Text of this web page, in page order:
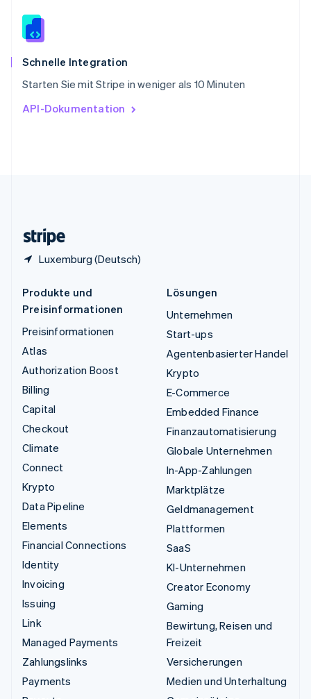
Schnelle Integration
Starten Sie mit Stripe in weniger als 10 Minuten
API-Dokumentation
Luxemburg (Deutsch)
Spanien
Thailand
ไทยEnglish
English
English
Produkte und
Preisinformationen
Preisinformationen
Atlas
Authorization Boost
Billing
Capital
Checkout
Climate
Connect
Krypto
Data Pipeline
Elements
Financial Connections
Identity
Invoicing
Issuing
Link
Managed Payments
Zahlungslinks
Payments
Lösungen
Unternehmen
Start-ups
Agentenbasierter Handel
Krypto
E-Commerce
Embedded Finance
Finanzautomatisierung
Globale Unternehmen
In-App-Zahlungen
Marktplätze
Geldmanagement
Plattformen
SaaS
KI-Unternehmen
Creator Economy
Gaming
Bewirtung, Reisen und
Freizeit
Versicherungen
Medien und Unterhaltung